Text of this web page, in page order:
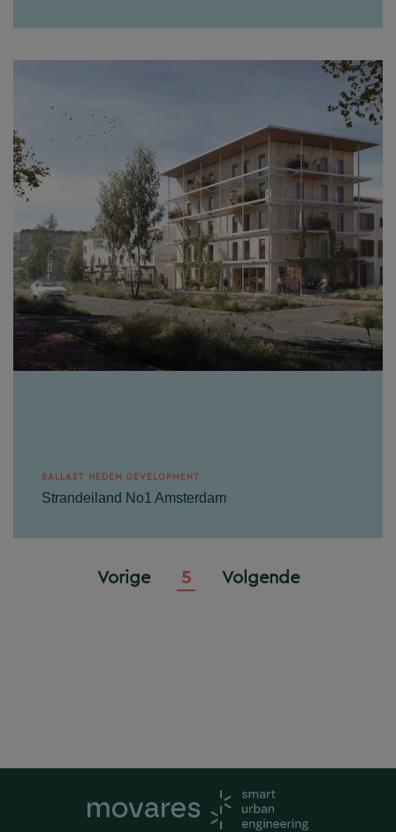
school. Met de uitbreiding van de gebouwen is
BALLAST NEDEM DEVELOPMENT
Strandeiland No1 Amsterdam
stadswijk voor 20.000 Amsterdammers. Het
Vorige 5 Volgende